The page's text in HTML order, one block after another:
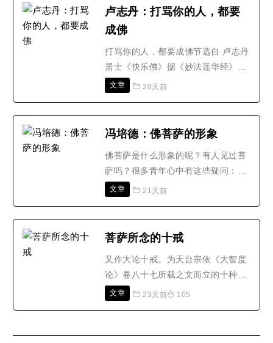
尊以殊胜妙法，满足了五比丘及八万
释迦牟尼佛闻此，告诉众比丘说：各
位！不仅今生我如是满足..
卢志丹：打骂你的人，都要
成佛
打骂你的人，都要成佛节选自 卢志丹
居士《快乐佛》据《妙法莲华经》记
载：在无量阿僧祇劫以前，有一位佛
期，傲慢的比丘势力很大。这时，有
出家、在家修行人，不管其行为如
何，都恭敬礼拜，并向他们..
文章 20天前
冯培德：佛菩萨的形象
佛菩萨是什么形象的呢？有人见过菩
萨吗？很多青年心中有这些疑问：我
可以见得著佛菩萨吗？我拜佛很虔敬
么不立即显现给我看看呢？又有些青
显现给我看看吧！青年人的求知心是
很强的，他们对于未知的事..
文章 21天前
菩萨所念的十戒
又作大论十戒。为天台宗依《大智度
论》卷八十七所载之文而立的十种戒
律。(1)不缺戒︰谓修行之人受持四重
净戒，则如器已缺损，无所堪用。(2)
文章 23天前 105